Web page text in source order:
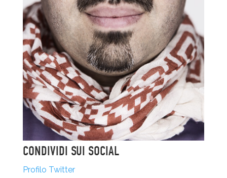
CONDIVIDI SUI SOCIAL
Profilo Twitter